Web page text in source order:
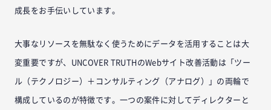
成長をお手伝いしています。
大事なリソースを無駄なく使うためにデータを活用することは大
変重要ですが、UNCOVER TRUTHのWebサイト改善活動は「ツー
ル（テクノロジー）＋コンサルティング（アナログ）」の両輪で
構成しているのが特徴です。一つの案件に対してディレクターと